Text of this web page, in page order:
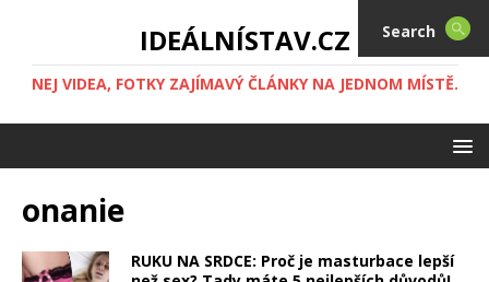
IDEÁLNÍSTAV.CZ
NEJ VIDEA, FOTKY ZAJÍMAVÝ ČLÁNKY NA JEDNOM MÍSTĚ.
onanie
RUKU NA SRDCE: Proč je masturbace lepší
Search